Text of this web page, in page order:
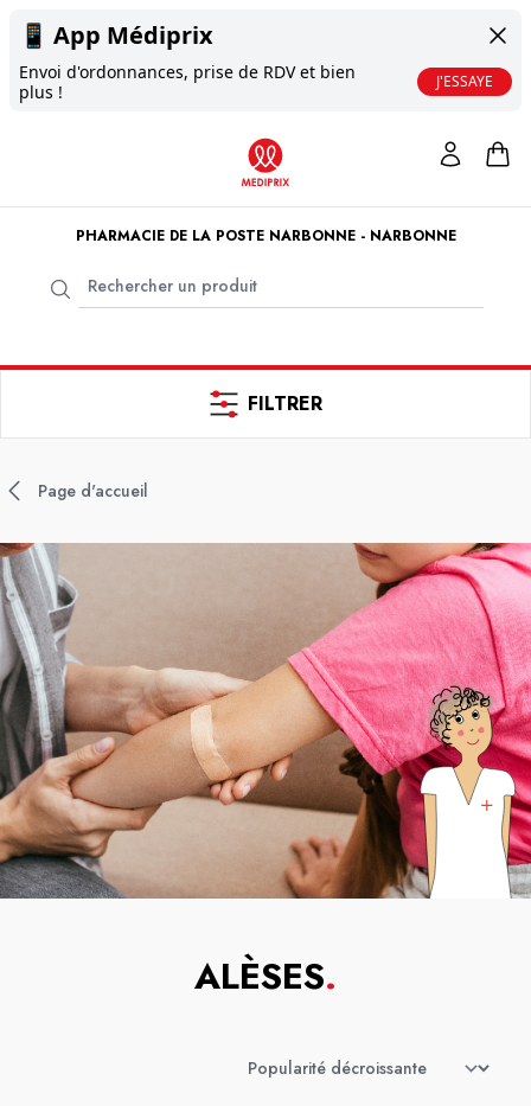
📱 App Médiprix
Envoi d'ordonnances, prise de RDV et bien
plus !
J'ESSAYE
PHARMACIE DE LA POSTE NARBONNE - NARBONNE
FILTRER
Page d'accueil
ALÈSES.